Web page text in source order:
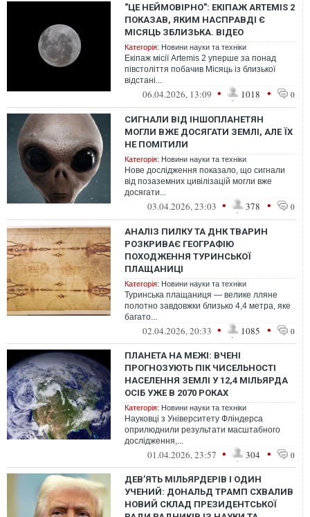
"ЦЕ НЕЙМОВІРНО": ЕКІПАЖ ARTEMIS 2
ПОКАЗАВ, ЯКИМ НАСПРАВДІ Є
МІСЯЦЬ ЗБЛИЗЬКА. ВІДЕО
Категорія: Новини науки та техніки
Екіпаж місії Artemis 2 уперше за понад
півстоліття побачив Місяць із близької
відстані...
06.04.2026, 13:09 • 1018 • 0
СИГНАЛИ ВІД ІНШОПЛАНЕТЯН
МОГЛИ ВЖЕ ДОСЯГАТИ ЗЕМЛІ, АЛЕ ЇХ
НЕ ПОМІТИЛИ
Категорія: Новини науки та техніки
Нове дослідження показало, що сигнали
від позаземних цивілізацій могли вже
досягати...
03.04.2026, 23:03 • 378 • 0
АНАЛІЗ ПИЛКУ ТА ДНК ТВАРИН
РОЗКРИВАЄ ГЕОГРАФІЮ
ПОХОДЖЕННЯ ТУРИНСЬКОЇ
ПЛАЩАНИЦІ
Категорія: Новини науки та техніки
Туринська плащаниця — велике лляне
полотно завдовжки близько 4,4 метра, яке
багато...
02.04.2026, 20:33 • 1085 • 0
ПЛАНЕТА НА МЕЖІ: ВЧЕНІ
ПРОГНОЗУЮТЬ ПІК ЧИСЕЛЬНОСТІ
НАСЕЛЕННЯ ЗЕМЛІ У 12,4 МІЛЬЯРДА
ОСІБ УЖЕ В 2070 РОКАХ
Категорія: Новини науки та техніки
Науковці з Університету Фліндерса
оприлюднили результати масштабного
дослідження,...
01.04.2026, 23:57 • 304 • 0
ДЕВ’ЯТЬ МІЛЬЯРДЕРІВ І ОДИН
УЧЕНИЙ: ДОНАЛЬД ТРАМП СХВАЛИВ
НОВИЙ СКЛАД ПРЕЗИДЕНТСЬКОЇ